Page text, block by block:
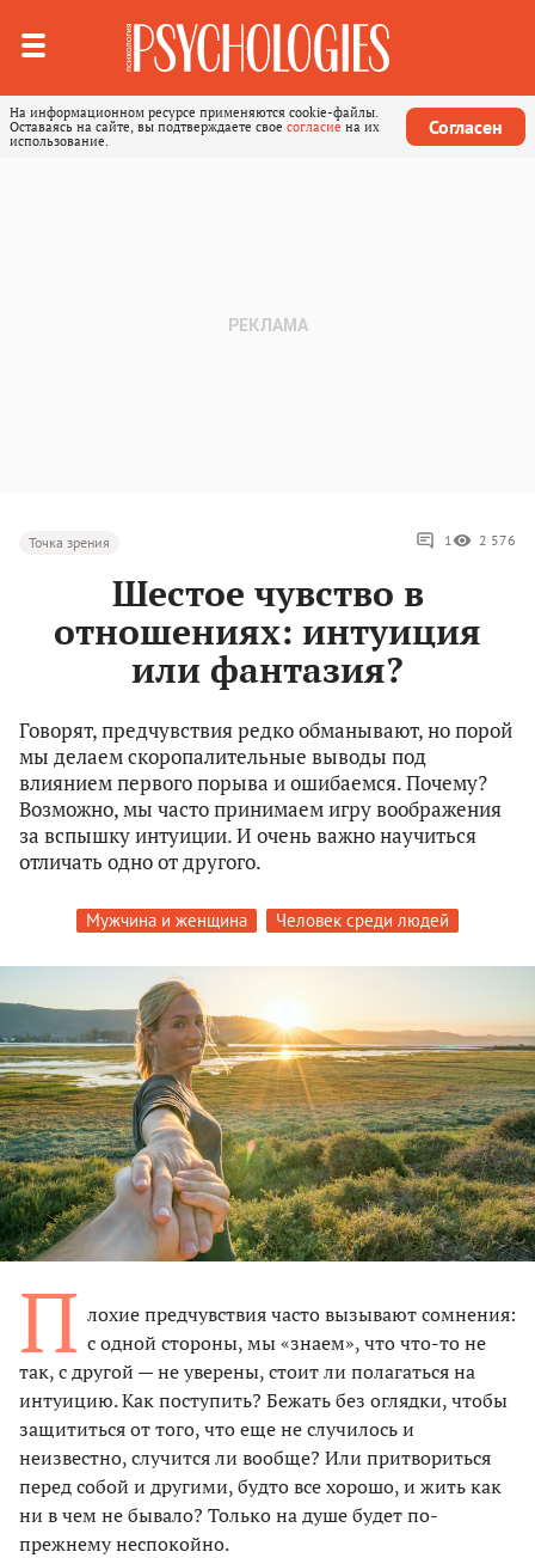
На информационном ресурсе применяются cookie-файлы.
Оставаясь на сайте, вы подтверждаете свое согласие на их
использование.
Согласен
Точка зрения 1 2 576
Шестое чувство в
отношениях: интуиция
или фантазия?
Говорят, предчувствия редко обманывают, но порой
мы делаем скоропалительные выводы под
влиянием первого порыва и ошибаемся. Почему?
Возможно, мы часто принимаем игру воображения
за вспышку интуиции. И очень важно научиться
отличать одно от другого.
Мужчина и женщина Человек среди людей
П лохие предчувствия часто вызывают сомнения:
с одной стороны, мы «знаем», что что-то не
так, с другой — не уверены, стоит ли полагаться на
интуицию. Как поступить? Бежать без оглядки, чтобы
защититься от того, что еще не случилось и
неизвестно, случится ли вообще? Или притвориться
перед собой и другими, будто все хорошо, и жить как
ни в чем не бывало? Только на душе будет по-
прежнему неспокойно.